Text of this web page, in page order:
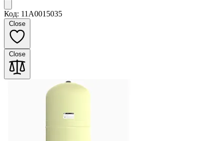
Код: 11A0015035
Close
Close